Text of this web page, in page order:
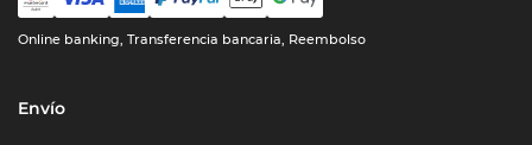
Online banking, Transferencia bancaria, Reembolso
Envío